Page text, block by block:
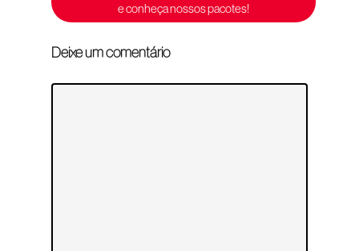
e conheça nossos pacotes!
Deixe um comentário